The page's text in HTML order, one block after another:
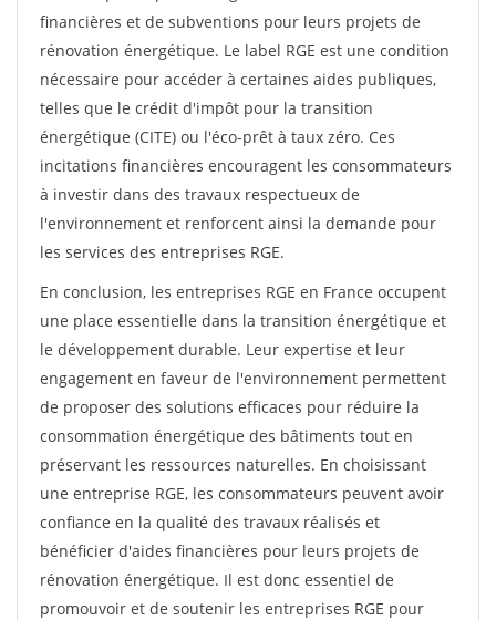
financières et de subventions pour leurs projets de
rénovation énergétique. Le label RGE est une condition
nécessaire pour accéder à certaines aides publiques,
telles que le crédit d'impôt pour la transition
énergétique (CITE) ou l'éco-prêt à taux zéro. Ces
incitations financières encouragent les consommateurs
à investir dans des travaux respectueux de
l'environnement et renforcent ainsi la demande pour
les services des entreprises RGE.
En conclusion, les entreprises RGE en France occupent
une place essentielle dans la transition énergétique et
le développement durable. Leur expertise et leur
engagement en faveur de l'environnement permettent
de proposer des solutions efficaces pour réduire la
consommation énergétique des bâtiments tout en
préservant les ressources naturelles. En choisissant
une entreprise RGE, les consommateurs peuvent avoir
confiance en la qualité des travaux réalisés et
bénéficier d'aides financières pour leurs projets de
rénovation énergétique. Il est donc essentiel de
promouvoir et de soutenir les entreprises RGE pour